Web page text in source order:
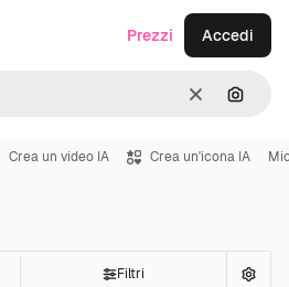
CancellaCerca
Prezzi Accedi
Crea un video IA Crea un'icona IA
Filtri